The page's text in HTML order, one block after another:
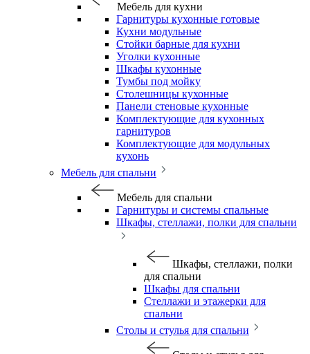
Мебель для кухни
Гарнитуры кухонные готовые
Кухни модульные
Стойки барные для кухни
Уголки кухонные
Шкафы кухонные
Тумбы под мойку
Столешницы кухонные
Панели стеновые кухонные
Комплектующие для кухонных
гарнитуров
Комплектующие для модульных
кухонь
Мебель для спальни
Мебель для спальни
Гарнитуры и системы спальные
Шкафы, стеллажи, полки для спальни
Шкафы, стеллажи, полки
для спальни
Шкафы для спальни
Стеллажи и этажерки для
спальни
Столы и стулья для спальни